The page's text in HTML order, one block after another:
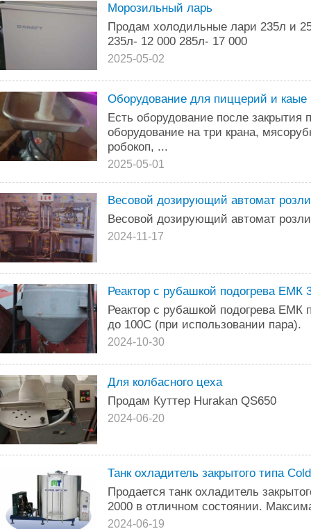
Морозильный ларь
Продам холодильные лари 235л и
235л- 12 000 285л- 17 000
2025-05-02
Оборудование для пиццерий и каые
Есть оборудование после закрытия
оборудование на три крана,
робокоп, ...
2025-05-01
Весовой дозирующий автомат
Весовой дозирующий автомат
2024-11-17
Реактор с рубашкой подогрева ЕМК
Реактор с рубашкой подогрева ЕМК
до 100С (при использовании пара).
2024-10-30
Для колбасного цеха
Продам Куттер Hurakan QS650
2024-06-20
Танк охладитель закрытого типа
Продается танк охладитель
2000 в отличном состоянии.
2024-06-19